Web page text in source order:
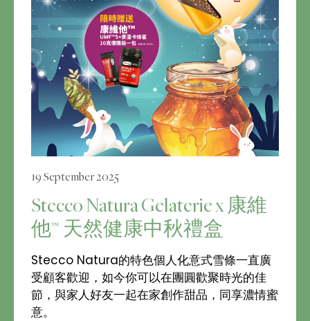
19 September 2025
Stecco Natura Gelaterie x 康維
他™ 天然健康中秋禮盒
Stecco Natura的特色個人化意式雪條一直廣
受顧客歡迎，如今你可以在團圓歡聚時光的佳
節，與家人好友一起在家創作甜品，同享濃情蜜
意。